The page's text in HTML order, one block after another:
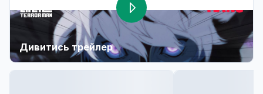
Дивитись трейлер